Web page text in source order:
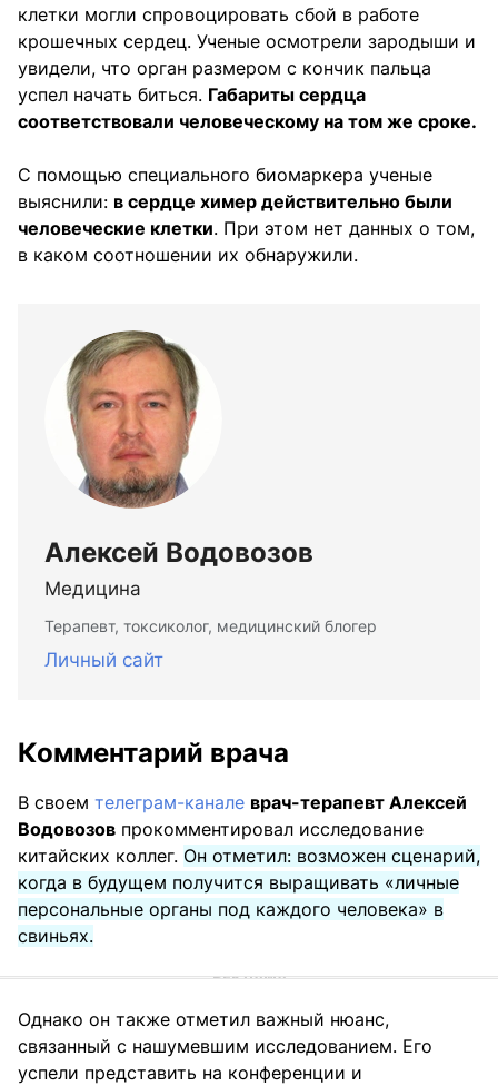
клетки могли спровоцировать сбой в работе
крошечных сердец. Ученые осмотрели зародыши и
увидели, что орган размером с кончик пальца
успел начать биться. Габариты сердца
соответствовали человеческому на том же сроке.
С помощью специального биомаркера ученые
выяснили: в сердце химер действительно были
человеческие клетки. При этом нет данных о том,
в каком соотношении их обнаружили.
Алексей Водовозов
Медицина
Терапевт, токсиколог, медицинский блогер
Личный сайт
Комментарий врача
В своем телеграм-канале врач-терапевт Алексей
Водовозов прокомментировал исследование
китайских коллег. Он отметил: возможен сценарий,
когда в будущем получится выращивать «личные
персональные органы под каждого человека» в
свиньях.
Однако он также отметил важный нюанс,
связанный с нашумевшим исследованием. Его
успели представить на конференции и